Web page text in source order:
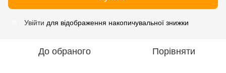
Увійти для відображення накопичувальної знижки
До обраного Порівняти